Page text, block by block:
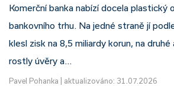
Komerční banka nabízí docela plastický
bankovního trhu. Na jedné straně jí
klesl zisk na 8,5 miliardy korun, na druhé
rostly úvěry a…
Pavel Pohanka aktualizováno: 31.07.2026